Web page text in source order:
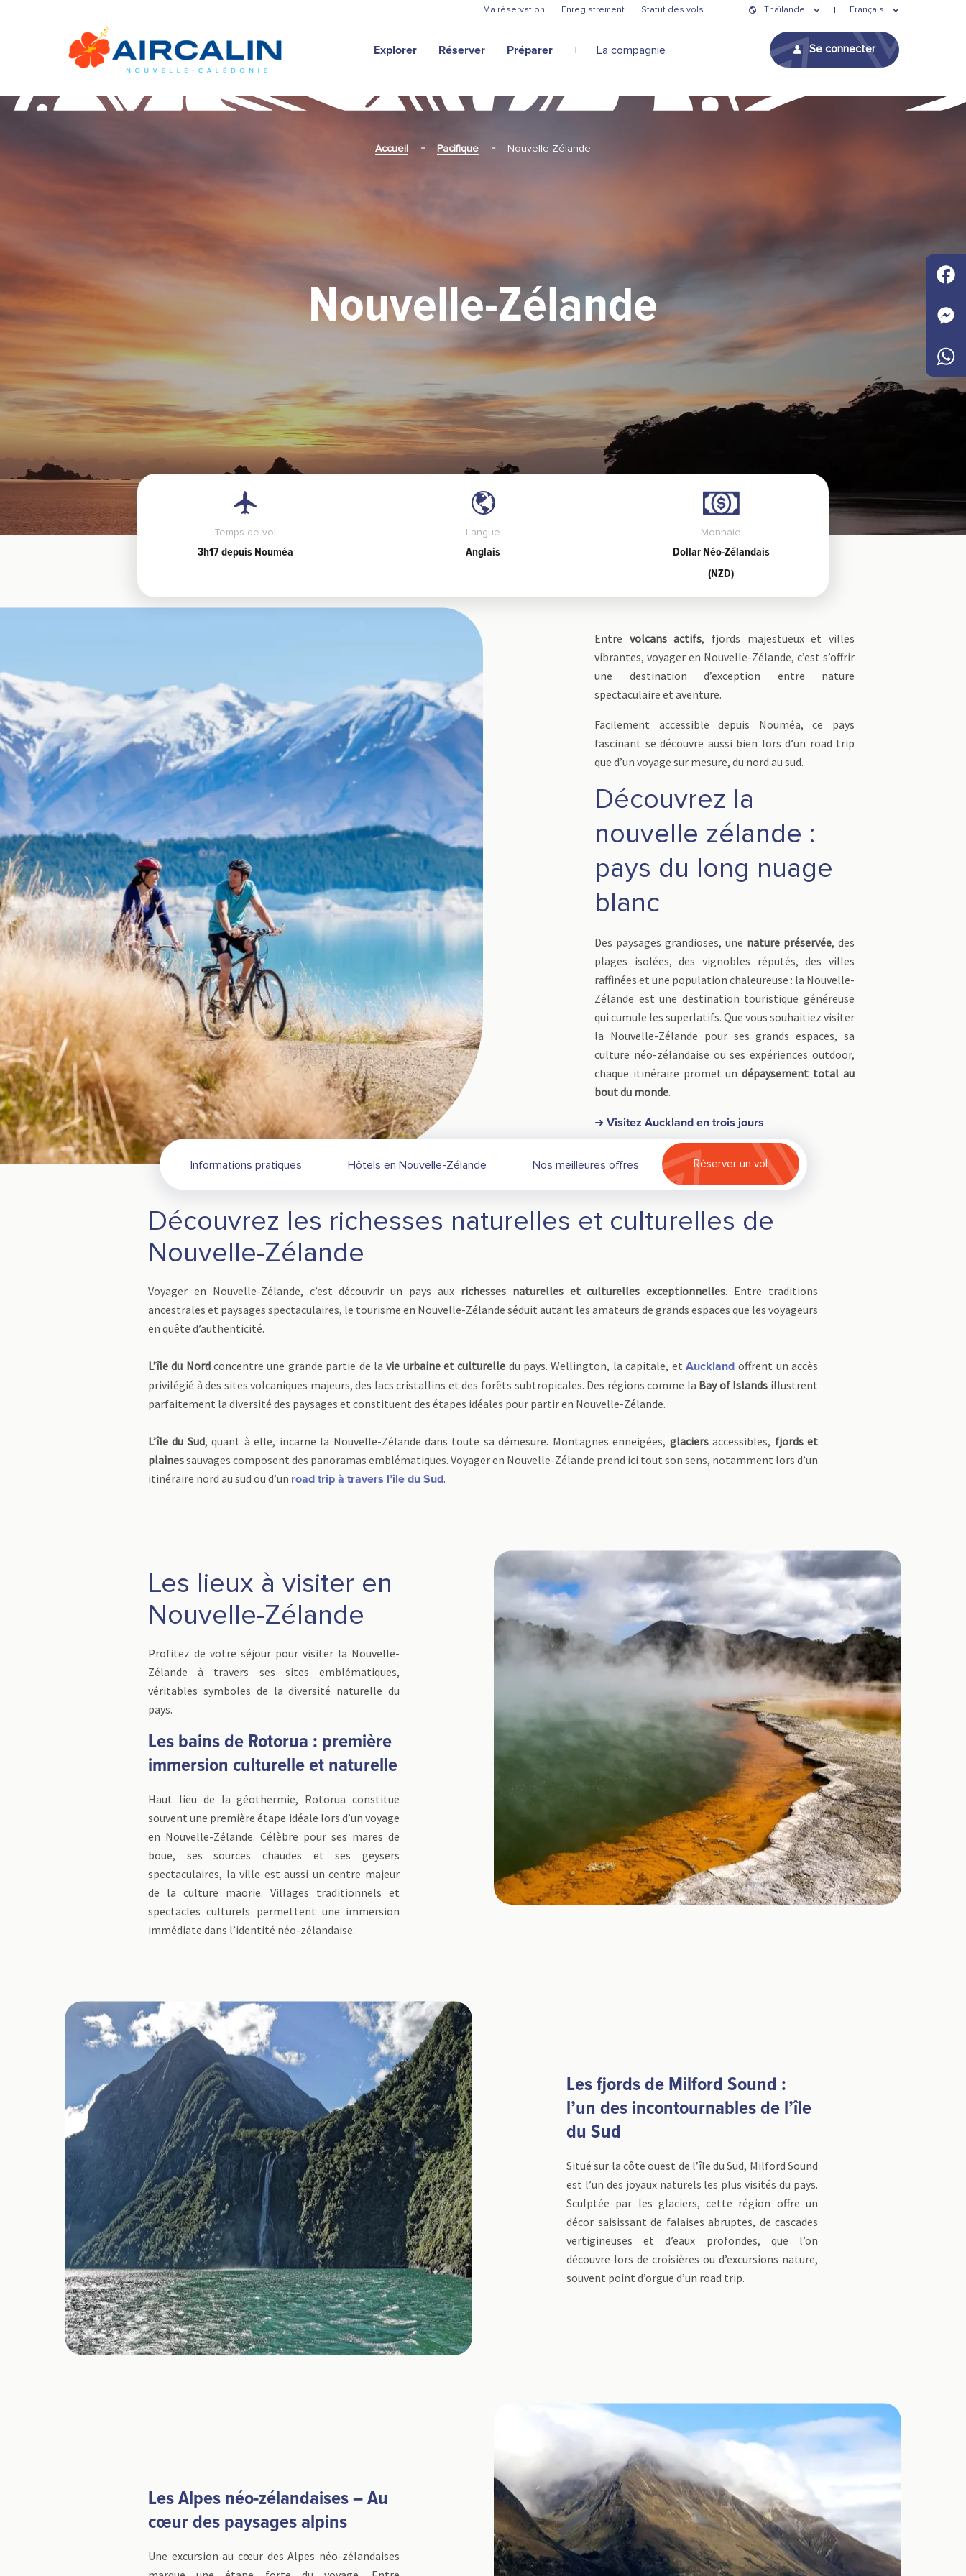
Aller au contenu principal
Ma réservation Enregistrement Statut des vols Thaïlande Français
Explorer Réserver Préparer La compagnie Se connecter
Accueil Pacifique Nouvelle-Zélande
Nouvelle-Zélande
Temps de vol
3h17 depuis Nouméa
Langue
Anglais
Monnaie
Dollar Néo-Zélandais
(NZD)
Entre volcans actifs, fjords majestueux et villes
vibrantes, voyager en Nouvelle-Zélande, c’est s’offrir
une destination d’exception entre nature
spectaculaire et aventure.
Facilement accessible depuis Nouméa, ce pays
fascinant se découvre aussi bien lors d’un road trip
que d’un voyage sur mesure, du nord au sud.
Découvrez la
nouvelle zélande :
pays du long nuage
blanc
Des paysages grandioses, une nature préservée, des
plages isolées, des vignobles réputés, des villes
raffinées et une population chaleureuse : la Nouvelle-
Zélande est une destination touristique généreuse
qui cumule les superlatifs. Que vous souhaitiez visiter
la Nouvelle-Zélande pour ses grands espaces, sa
culture néo-zélandaise ou ses expériences outdoor,
chaque itinéraire promet undépaysement total au
bout du monde.
➜ Visitez Auckland en trois jours
Informations pratiques Hôtels en Nouvelle-Zélande Nos meilleures offres Réserver un vol
Découvrez les richesses naturelles et culturelles de
Nouvelle-Zélande
Voyager en Nouvelle-Zélande, c’est découvrir un pays aux richesses naturelles et culturelles exceptionnelles. Entre traditions
ancestrales et paysages spectaculaires, le tourisme en Nouvelle-Zélande séduit autant les amateurs de grands espaces que les voyageurs
en quête d’authenticité.
L’île du Nordconcentre une grande partie de lavie urbaine et culturelle du pays. Wellington, la capitale, et Aucklandoffrent un accès
privilégié à des sites volcaniques majeurs, des lacs cristallins et des forêts subtropicales. Des régions comme la Bay of Islands illustrent
parfaitement la diversité des paysages et constituent des étapes idéales pour partir en Nouvelle-Zélande.
L’île du Sud, quant à elle, incarne la Nouvelle-Zélande dans toute sa démesure. Montagnes enneigées, glaciersaccessibles, fjords et
plainessauvages composent des panoramas emblématiques. Voyager en Nouvelle-Zélande prend ici tout son sens, notamment lors d’un
itinéraire nord au sud ou d’un road trip à travers l’île du Sud.
Les lieux à visiter en
Nouvelle-Zélande
Profitez de votre séjour pour visiter la Nouvelle-
Zélande à travers ses sites emblématiques,
véritables symboles de la diversité naturelle du
pays.
Les bains de Rotorua : première
immersion culturelle et naturelle
Haut lieu de la géothermie, Rotorua constitue
souvent une première étape idéale lors d’un voyage
en Nouvelle-Zélande. Célèbre pour ses mares de
boue, ses sources chaudes et ses geysers
spectaculaires, la ville est aussi un centre majeur
de la culture maorie. Villages traditionnels et
spectacles culturels permettent une immersion
immédiate dans l’identité néo-zélandaise.
Les fjords de Milford Sound :
l’un des incontournables de l’île
du Sud
Situé sur la côte ouest de l’île du Sud, Milford Sound
est l’un des joyaux naturels les plus visités du pays.
Sculptée par les glaciers, cette région offre un
décor saisissant de falaises abruptes, de cascades
vertigineuses et d’eaux profondes, que l’on
découvre lors de croisières ou d’excursions nature,
souvent point d’orgue d’un road trip.
Les Alpes néo-zélandaises – Au
cœur des paysages alpins
Une excursion au cœur des Alpes néo-zélandaises